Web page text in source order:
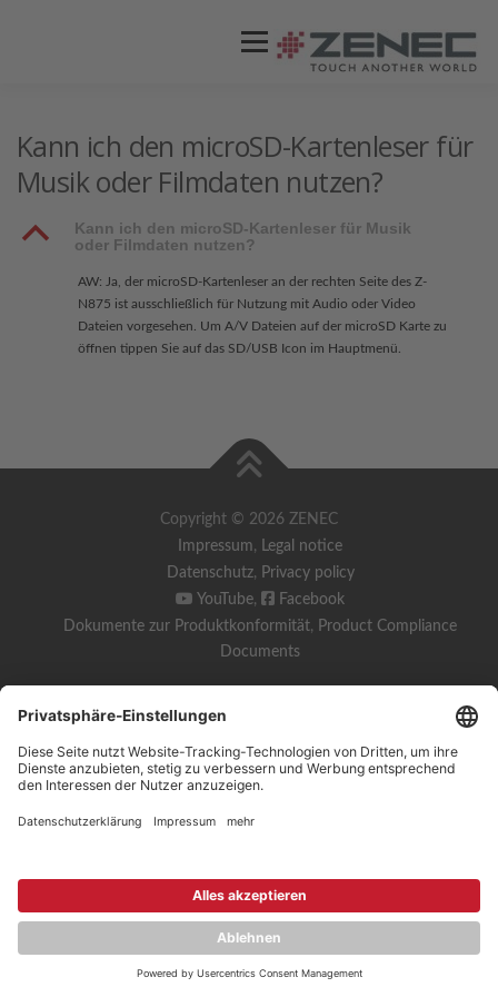
Menü
Kann ich den microSD-Kartenleser für
Musik oder Filmdaten nutzen?
B
Kann ich den microSD-Kartenleser für Musik
oder Filmdaten nutzen?
AW: Ja, der microSD-Kartenleser an der rechten Seite des Z-
N875 ist ausschließlich für Nutzung mit Audio oder Video
Dateien vorgesehen. Um A/V Dateien auf der microSD Karte zu
öffnen tippen Sie auf das SD/USB Icon im Hauptmenü.
Copyright © 2026 ZENEC
Impressum, Legal notice
Datenschutz, Privacy policy
YouTube,
Facebook
Dokumente zur Produktkonformität, Product Compliance
Documents